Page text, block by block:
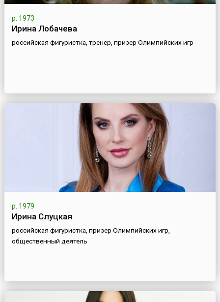
р. 1973
Ирина Лобачева
российская фигуристка, тренер, призер Олимпийских игр
р. 1979
Ирина Слуцкая
российская фигуристка, призер Олимпийских игр,
общественный деятель